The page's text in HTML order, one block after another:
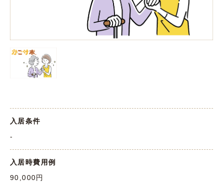
入居条件
-
入居時費用例
90,000円